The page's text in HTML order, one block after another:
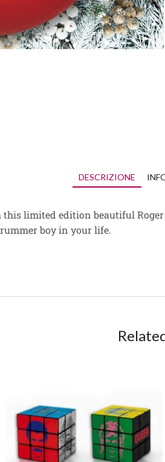
DESCRIZIONE
this limited edition beautiful
boy in your life.